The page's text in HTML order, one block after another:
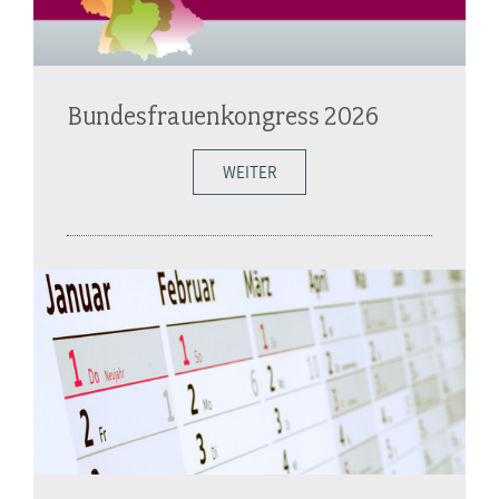
Bundesfrauenkongress 2026
WEITER